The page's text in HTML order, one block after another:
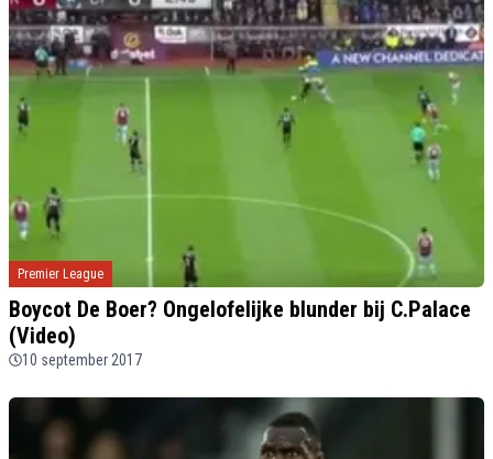
Premier League
Boycot De Boer? Ongelofelijke blunder bij C.Palace
(Video)
10 september 2017